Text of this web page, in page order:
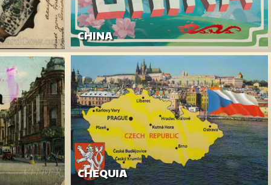
CHINA
CHEQUIA